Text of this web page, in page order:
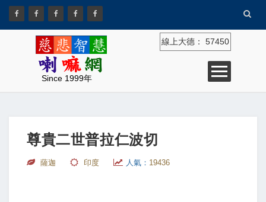
Since 1999年
線上大德： 57450
尊貴二世普拉仁波切
薩迦 印度 人氣： 19436